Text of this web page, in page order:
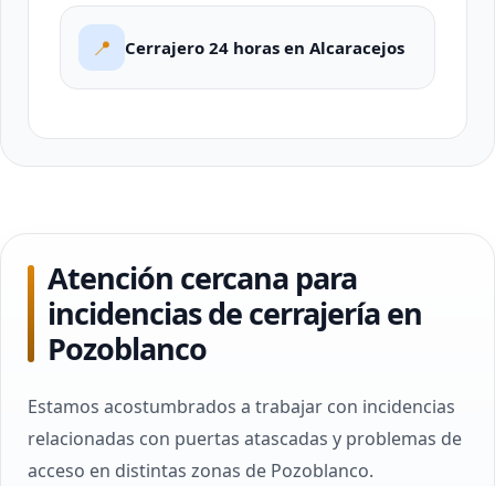
📍 Cerrajero 24 horas en Alcaracejos
Atención cercana para
incidencias de cerrajería en
Pozoblanco
Estamos acostumbrados a trabajar con incidencias
relacionadas con puertas atascadas y problemas de
acceso en distintas zonas de Pozoblanco.